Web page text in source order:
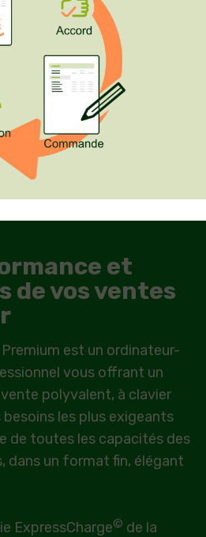
et
de vos ventes
est un ordinateur-
vous offrant un
polyvalent, à clavier
les plus exigeants
de toutes les capacités des
dans un format fin, élégant
ExpressCharge© de la